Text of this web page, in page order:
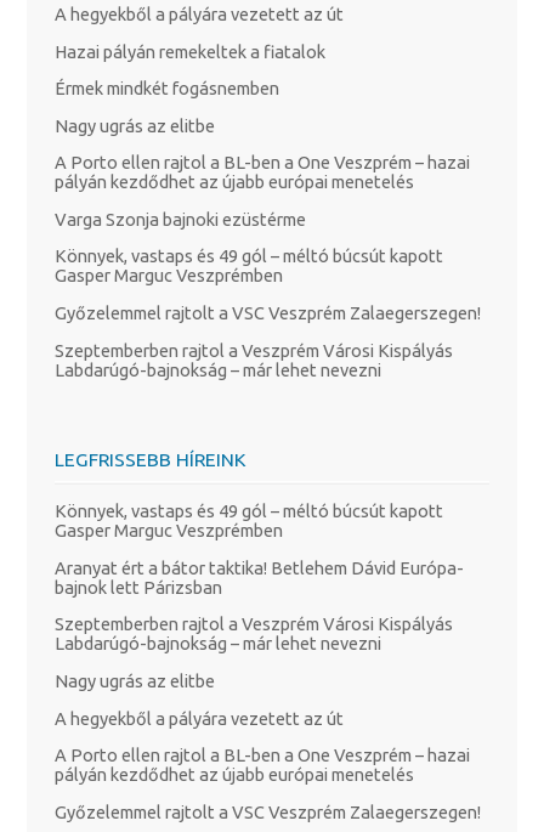
A hegyekből a pályára vezetett az út
Hazai pályán remekeltek a fiatalok
Érmek mindkét fogásnemben
Nagy ugrás az elitbe
A Porto ellen rajtol a BL-ben a One Veszprém – hazai
pályán kezdődhet az újabb európai menetelés
Varga Szonja bajnoki ezüstérme
Könnyek, vastaps és 49 gól – méltó búcsút kapott
Gasper Marguc Veszprémben
Győzelemmel rajtolt a VSC Veszprém Zalaegerszegen!
Szeptemberben rajtol a Veszprém Városi Kispályás
Labdarúgó-bajnokság – már lehet nevezni
LEGFRISSEBB HÍREINK
Könnyek, vastaps és 49 gól – méltó búcsút kapott
Gasper Marguc Veszprémben
Aranyat ért a bátor taktika! Betlehem Dávid Európa-
bajnok lett Párizsban
Szeptemberben rajtol a Veszprém Városi Kispályás
Labdarúgó-bajnokság – már lehet nevezni
Nagy ugrás az elitbe
A hegyekből a pályára vezetett az út
A Porto ellen rajtol a BL-ben a One Veszprém – hazai
pályán kezdődhet az újabb európai menetelés
Győzelemmel rajtolt a VSC Veszprém Zalaegerszegen!